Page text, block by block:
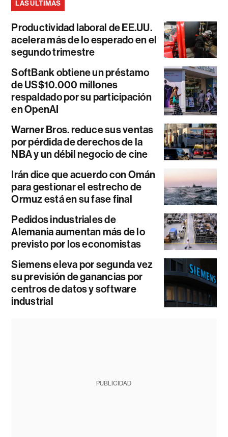
LAS ÚLTIMAS
Productividad laboral de EE.UU.
acelera más de lo esperado en el
segundo trimestre
SoftBank obtiene un préstamo
de US$10.000 millones
respaldado por su participación
en OpenAI
Warner Bros. reduce sus ventas
por pérdida de derechos de la
NBA y un débil negocio de cine
Irán dice que acuerdo con Omán
para gestionar el estrecho de
Ormuz está en su fase final
Pedidos industriales de
Alemania aumentan más de lo
previsto por los economistas
Siemens eleva por segunda vez
su previsión de ganancias por
centros de datos y software
industrial
PUBLICIDAD